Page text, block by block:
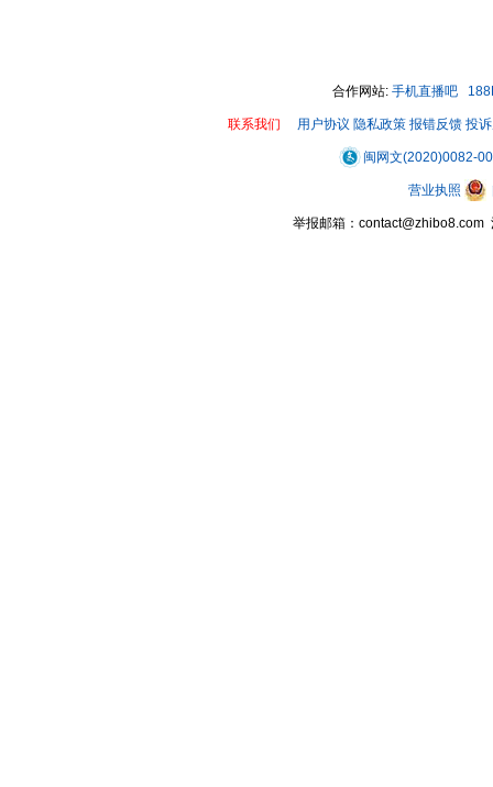
合作网站: 手机直播吧
联系我们 用户协议 隐私政策 报错反馈 投
闽网文(2020)0082-
营业执照
举报邮箱：